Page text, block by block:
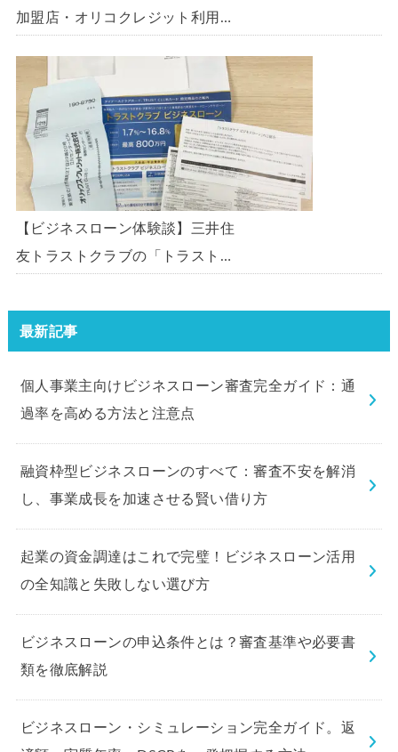
加盟店・オリコクレジット利用中
「オリコビジネスサポートプラ
ン」を使う方法がないか、問い合
わせてみた。
【ビジネスローン体験談】三井住
友トラストクラブの「トラストク
験してみました。
最新記事
個人事業主向けビジネスローン審査完全ガイド：通
過率を高める方法と注意点
融資枠型ビジネスローンのすべて：審査不安を解消
し、事業成長を加速させる賢い借り方
起業の資金調達はこれで完璧！ビジネスローン活用
の全知識と失敗しない選び方
ビジネスローンの申込条件とは？審査基準や必要書
類を徹底解説
ビジネスローン・シミュレーション完全ガイド。返